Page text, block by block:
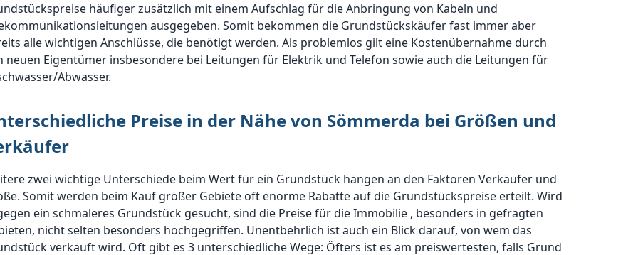
häufiger zusätzlich mit einem Aufschlag für die Anbringung von Kabeln und
ausgegeben. Somit bekommen die Grundstückskäufer fast immer aber
alle wichtigen Anschlüsse, die benötigt werden. Als problemlos gilt eine Kostenübernahme durch
neuen Eigentümer insbesondere bei Leitungen für Elektrik und Telefon sowie auch die Leitungen für
Abwasser.
Preise in der Nähe von Sömmerda bei Größen und
zwei wichtige Unterschiede beim Wert für ein Grundstück hängen an den Faktoren Verkäufer und
Somit werden beim Kauf großer Gebiete oft enorme Rabatte auf die Grundstückspreise erteilt. Wird
ein schmaleres Grundstück gesucht, sind die Preise für die Immobilie , besonders in gefragten
nicht selten besonders hochgegriffen. Unentbehrlich ist auch ein Blick darauf, von wem das
verkauft wird. Oft gibt es 3 unterschiedliche Wege: Öfters ist es am preiswertesten, falls Grund